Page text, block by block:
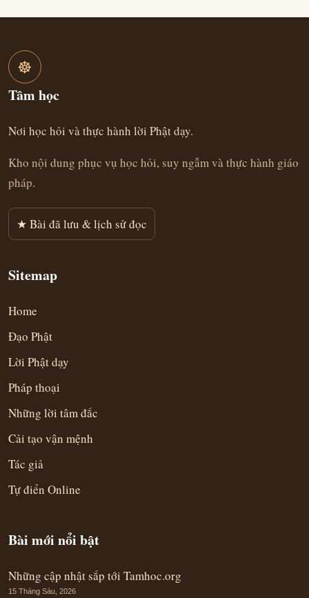
☸
Tâm học
Nơi học hỏi và thực hành lời Phật dạy.
Kho nội dung phục vụ học hỏi, suy ngẫm và thực hành giáo
pháp.
★ Bài đã lưu & lịch sử đọc
Sitemap
Home
Đạo Phật
Lời Phật dạy
Pháp thoại
Những lời tâm đắc
Cải tạo vận mệnh
Tác giả
Tự điển Online
Bài mới nổi bật
Những cập nhật sắp tới Tamhoc.org
15 Tháng Sáu, 2026